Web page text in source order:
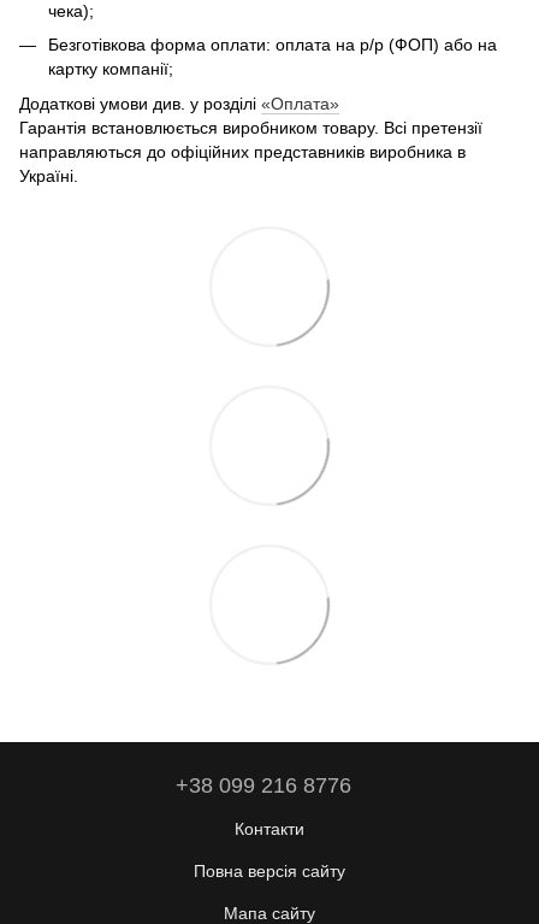
чека);
Безготівкова форма оплати: оплата на р/р (ФОП) або на
картку компанії;
Додаткові умови див. у розділі «Оплата»
Гарантія встановлюється виробником товару. Всі претензії
направляються до офіційних представників виробника в
Україні.
+38 099 216 8776
Контакти
Повна версія сайту
Мапа сайту